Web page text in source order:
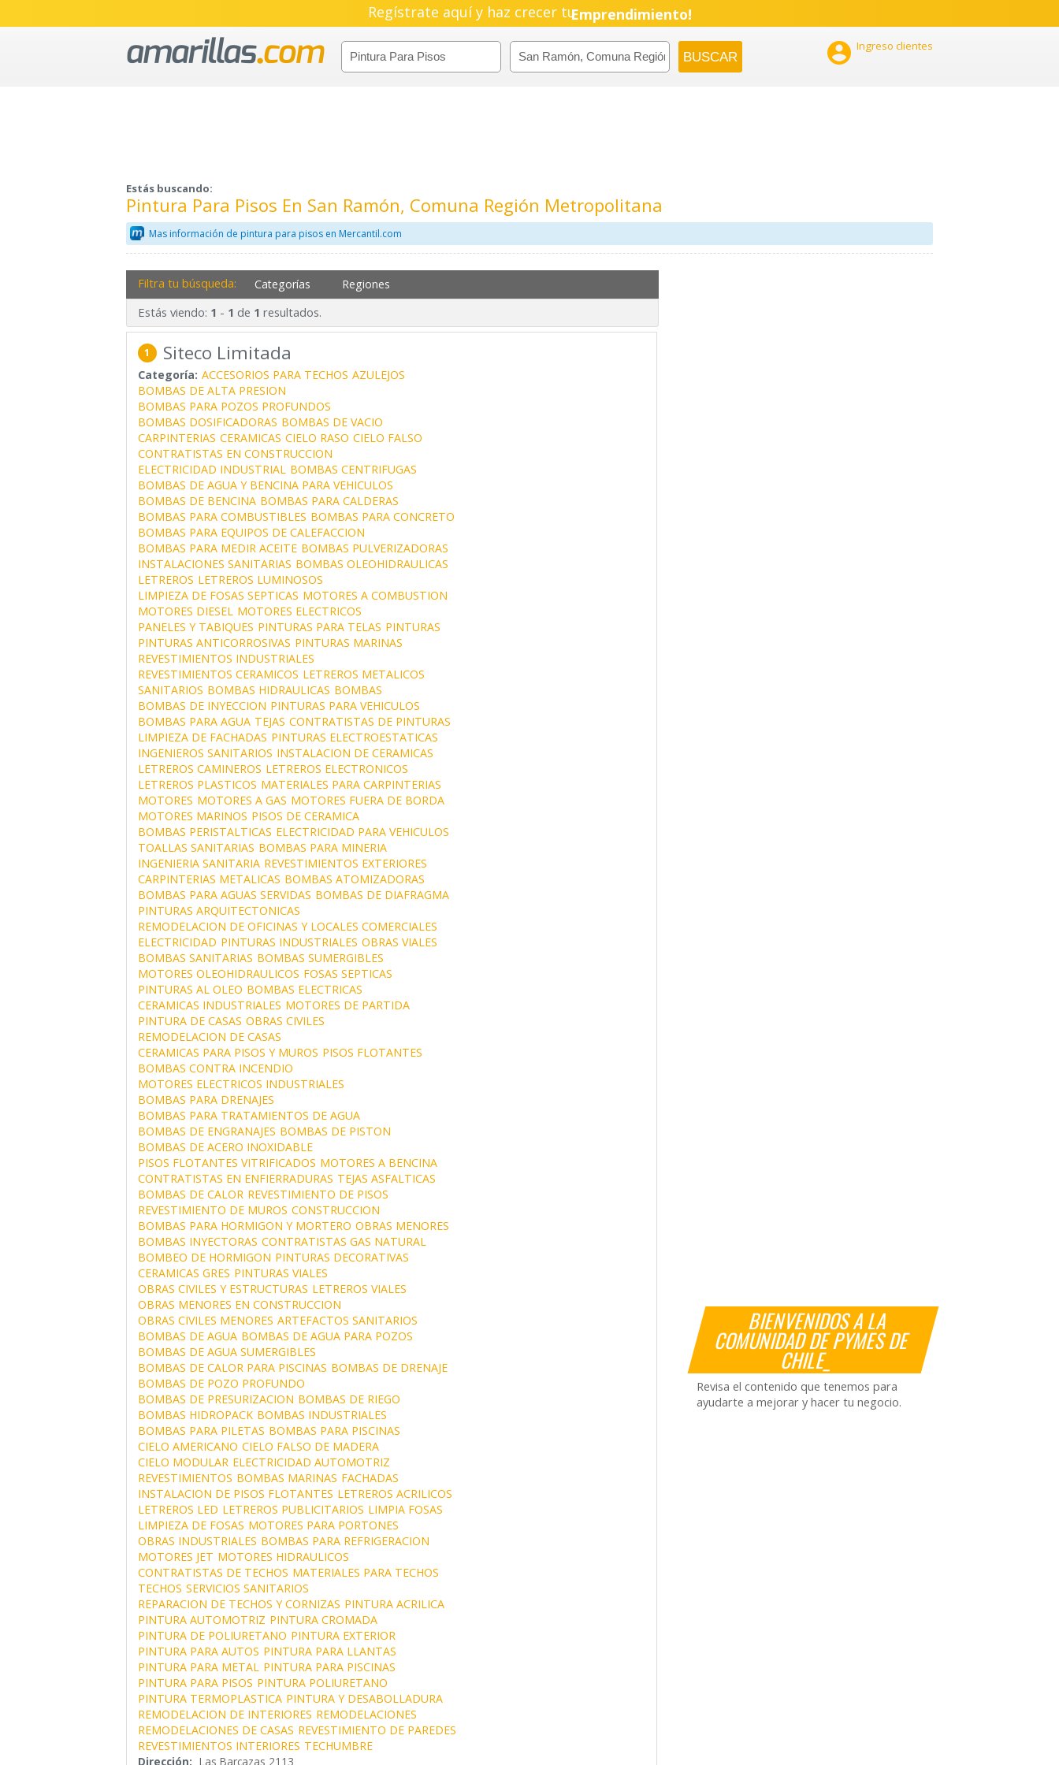
Regístrate aquí y haz crecer tuEmprendimiento!
 Ingreso clientes
Estás buscando:
Pintura Para Pisos En San Ramón, Comuna Región Metropolitana
Mas información de pintura para pisos en Mercantil.com
BIENVENIDOS A LA
COMUNIDAD DE PYMES DE
CHILE_
Revisa el contenido que tenemos para
ayudarte a mejorar y hacer tu negocio.
Filtra tu búsqueda: Categorías Regiones
Estás viendo: 1 - 1 de 1 resultados.
1 Siteco Limitada
Categoría: ACCESORIOS PARA TECHOS AZULEJOS
BOMBAS DE ALTA PRESION
BOMBAS PARA POZOS PROFUNDOS
BOMBAS DOSIFICADORAS BOMBAS DE VACIO
CARPINTERIAS CERAMICAS CIELO RASO CIELO FALSO
CONTRATISTAS EN CONSTRUCCION
ELECTRICIDAD INDUSTRIAL BOMBAS CENTRIFUGAS
BOMBAS DE AGUA Y BENCINA PARA VEHICULOS
BOMBAS DE BENCINA BOMBAS PARA CALDERAS
BOMBAS PARA COMBUSTIBLES BOMBAS PARA CONCRETO
BOMBAS PARA EQUIPOS DE CALEFACCION
BOMBAS PARA MEDIR ACEITE BOMBAS PULVERIZADORAS
INSTALACIONES SANITARIAS BOMBAS OLEOHIDRAULICAS
LETREROS LETREROS LUMINOSOS
LIMPIEZA DE FOSAS SEPTICAS MOTORES A COMBUSTION
MOTORES DIESEL MOTORES ELECTRICOS
PANELES Y TABIQUES PINTURAS PARA TELAS PINTURAS
PINTURAS ANTICORROSIVAS PINTURAS MARINAS
REVESTIMIENTOS INDUSTRIALES
REVESTIMIENTOS CERAMICOS LETREROS METALICOS
SANITARIOS BOMBAS HIDRAULICAS BOMBAS
BOMBAS DE INYECCION PINTURAS PARA VEHICULOS
BOMBAS PARA AGUA TEJAS CONTRATISTAS DE PINTURAS
LIMPIEZA DE FACHADAS PINTURAS ELECTROESTATICAS
INGENIEROS SANITARIOS INSTALACION DE CERAMICAS
LETREROS CAMINEROS LETREROS ELECTRONICOS
LETREROS PLASTICOS MATERIALES PARA CARPINTERIAS
MOTORES MOTORES A GAS MOTORES FUERA DE BORDA
MOTORES MARINOS PISOS DE CERAMICA
BOMBAS PERISTALTICAS ELECTRICIDAD PARA VEHICULOS
TOALLAS SANITARIAS BOMBAS PARA MINERIA
INGENIERIA SANITARIA REVESTIMIENTOS EXTERIORES
CARPINTERIAS METALICAS BOMBAS ATOMIZADORAS
BOMBAS PARA AGUAS SERVIDAS BOMBAS DE DIAFRAGMA
PINTURAS ARQUITECTONICAS
REMODELACION DE OFICINAS Y LOCALES COMERCIALES
ELECTRICIDAD PINTURAS INDUSTRIALES OBRAS VIALES
BOMBAS SANITARIAS BOMBAS SUMERGIBLES
MOTORES OLEOHIDRAULICOS FOSAS SEPTICAS
PINTURAS AL OLEO BOMBAS ELECTRICAS
CERAMICAS INDUSTRIALES MOTORES DE PARTIDA
PINTURA DE CASAS OBRAS CIVILES
REMODELACION DE CASAS
CERAMICAS PARA PISOS Y MUROS PISOS FLOTANTES
BOMBAS CONTRA INCENDIO
MOTORES ELECTRICOS INDUSTRIALES
BOMBAS PARA DRENAJES
BOMBAS PARA TRATAMIENTOS DE AGUA
BOMBAS DE ENGRANAJES BOMBAS DE PISTON
BOMBAS DE ACERO INOXIDABLE
PISOS FLOTANTES VITRIFICADOS MOTORES A BENCINA
CONTRATISTAS EN ENFIERRADURAS TEJAS ASFALTICAS
BOMBAS DE CALOR REVESTIMIENTO DE PISOS
REVESTIMIENTO DE MUROS CONSTRUCCION
BOMBAS PARA HORMIGON Y MORTERO OBRAS MENORES
BOMBAS INYECTORAS CONTRATISTAS GAS NATURAL
BOMBEO DE HORMIGON PINTURAS DECORATIVAS
CERAMICAS GRES PINTURAS VIALES
OBRAS CIVILES Y ESTRUCTURAS LETREROS VIALES
OBRAS MENORES EN CONSTRUCCION
OBRAS CIVILES MENORES ARTEFACTOS SANITARIOS
BOMBAS DE AGUA BOMBAS DE AGUA PARA POZOS
BOMBAS DE AGUA SUMERGIBLES
BOMBAS DE CALOR PARA PISCINAS BOMBAS DE DRENAJE
BOMBAS DE POZO PROFUNDO
BOMBAS DE PRESURIZACION BOMBAS DE RIEGO
BOMBAS HIDROPACK BOMBAS INDUSTRIALES
BOMBAS PARA PILETAS BOMBAS PARA PISCINAS
CIELO AMERICANO CIELO FALSO DE MADERA
CIELO MODULAR ELECTRICIDAD AUTOMOTRIZ
REVESTIMIENTOS BOMBAS MARINAS FACHADAS
INSTALACION DE PISOS FLOTANTES LETREROS ACRILICOS
LETREROS LED LETREROS PUBLICITARIOS LIMPIA FOSAS
LIMPIEZA DE FOSAS MOTORES PARA PORTONES
OBRAS INDUSTRIALES BOMBAS PARA REFRIGERACION
MOTORES JET MOTORES HIDRAULICOS
CONTRATISTAS DE TECHOS MATERIALES PARA TECHOS
TECHOS SERVICIOS SANITARIOS
REPARACION DE TECHOS Y CORNIZAS PINTURA ACRILICA
PINTURA AUTOMOTRIZ PINTURA CROMADA
PINTURA DE POLIURETANO PINTURA EXTERIOR
PINTURA PARA AUTOS PINTURA PARA LLANTAS
PINTURA PARA METAL PINTURA PARA PISCINAS
PINTURA PARA PISOS PINTURA POLIURETANO
PINTURA TERMOPLASTICA PINTURA Y DESABOLLADURA
REMODELACION DE INTERIORES REMODELACIONES
REMODELACIONES DE CASAS REVESTIMIENTO DE PAREDES
REVESTIMIENTOS INTERIORES TECHUMBRE
Dirección: Las Barcazas 2113